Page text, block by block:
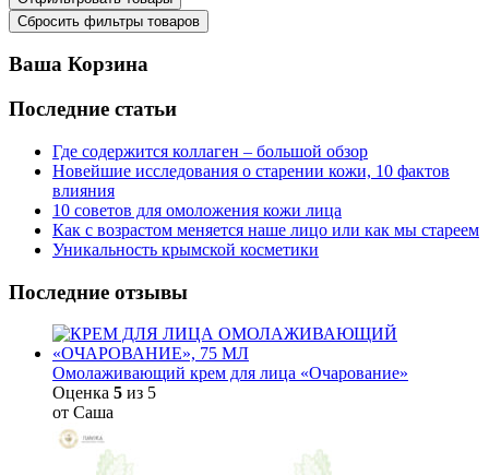
Ваша Корзина
Последние статьи
Где содержится коллаген – большой обзор
Новейшие исследования о старении кожи, 10 фактов
влияния
10 советов для омоложения кожи лица
Как с возрастом меняется наше лицо или как мы стареем
Уникальность крымской косметики
Последние отзывы
Омолаживающий крем для лица «Очарование»
Оценка 5 из 5
от Саша